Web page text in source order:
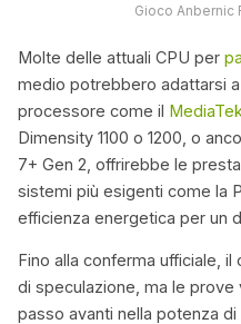
Gioco Anbernic
Molte delle attuali CPU per
medio potrebbero adattarsi
processore come il
Dimensity 1100 o 1200, o
7+ Gen 2, offrirebbe le
sistemi più esigenti come la
efficienza energetica per un
Fino alla conferma ufficiale,
di speculazione, ma le prove
passo avanti nella potenza